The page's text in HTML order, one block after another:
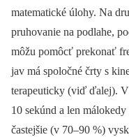
matematické úlohy. Na
pruhovanie na podlahe,
môžu pomôcť prekonať
jav má spoločné črty s
terapeuticky (viď ďalej).
10 sekúnd a len
častejšie (v 70–90 %)